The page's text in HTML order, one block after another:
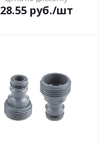
28.55руб./шт